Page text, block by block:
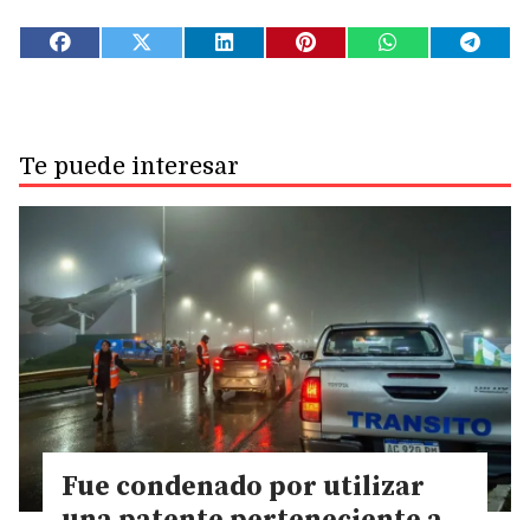
Te puede interesar
Fue condenado por utilizar